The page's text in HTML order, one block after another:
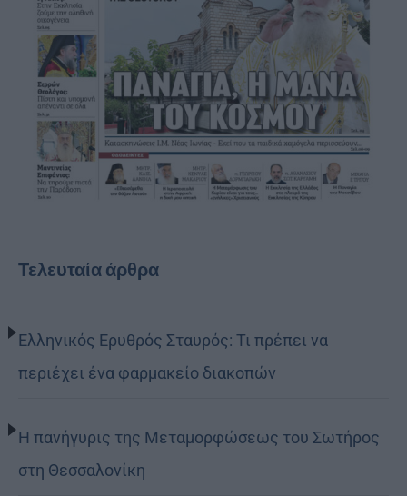
Τελευταία άρθρα
Ελληνικός Ερυθρός Σταυρός: Τι πρέπει να
περιέχει ένα φαρμακείο διακοπών
Η πανήγυρις της Μεταμορφώσεως του Σωτήρος
στη Θεσσαλονίκη